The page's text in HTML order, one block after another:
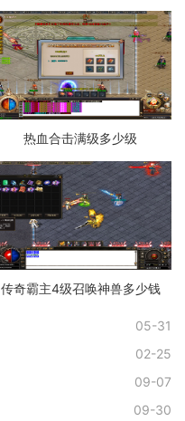
热血合击满级多少级
传奇霸主4级召唤神兽多少钱
05-31
02-25
09-07
09-30